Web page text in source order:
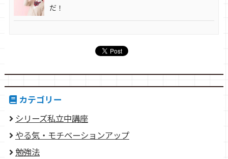
だ！
カテゴリー
シリーズ私立中講座
やる気・モチベーションアップ
勉強法